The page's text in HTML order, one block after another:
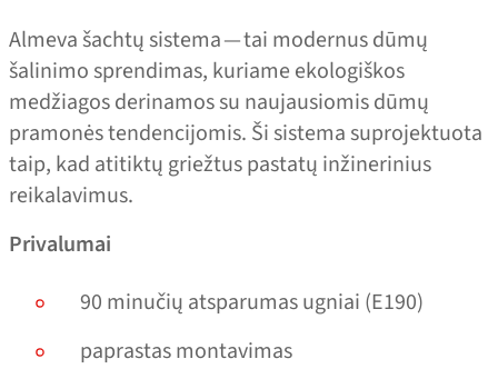
Almeva šachtų sistema — tai modernus dūmų
šalinimo sprendimas, kuriame ekologiškos
medžiagos derinamos su naujausiomis dūmų
pramonės tendencijomis. Ši sistema suprojektuota
taip, kad atitiktų griežtus pastatų inžinerinius
reikalavimus.
Privalumai
90 minučių atsparumas ugniai (E190)
paprastas montavimas